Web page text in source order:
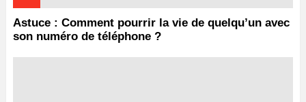
Astuce : Comment pourrir la vie de quelqu’un avec
son numéro de téléphone ?